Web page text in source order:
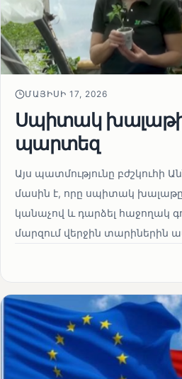
ՄԱՅԻՍԻ 17, 2026
Սպիտակ
պարտեզ
Այս պատմությունը բժշկուհի
մասին է, որը սպիտակ
կանաչով և դարձել հաջողակ
մարզում վերջին տարիներին